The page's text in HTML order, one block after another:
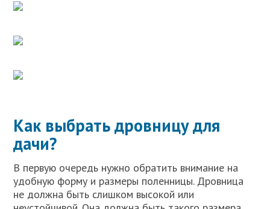
Как выбрать дровницу для
дачи?
В первую очередь нужно обратить внимание на
удобную форму и размеры поленницы. Дровница
не должна быть слишком высокой или